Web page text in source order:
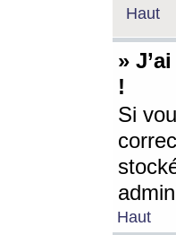
Haut
»
!
Si
Haut